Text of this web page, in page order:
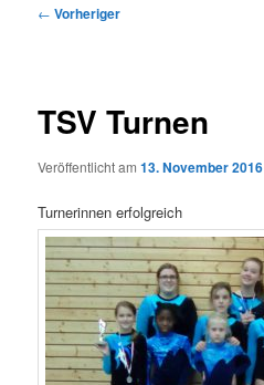
Beitragsnavigation
← Vorheriger
TSV Turnen
Veröffentlicht am13. November 2016
Turnerinnen erfolgreich